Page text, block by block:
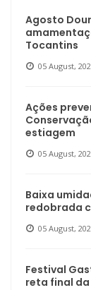
Agosto
Tocantins
05 August,
Ações
estiagem
05 August,
Baixa
redobrada
05 August,
Festival
reta final